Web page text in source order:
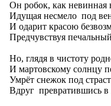
Он робок, как невинная
Идущая несмело под
И одарит красою
Предчувствуя
Но, глядя в чистоту
И мартовскому солнцу
Умрёт снежок под
Вдруг превратившись в